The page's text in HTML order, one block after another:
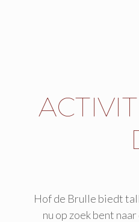
Hof de Brulle biedt
nu op zoek bent